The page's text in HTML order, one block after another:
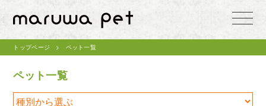
toggle
トップページ ペット一覧
ペット一覧